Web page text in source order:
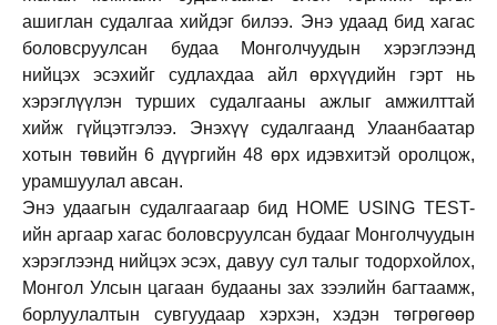
ашиглан судалгаа хийдэг билээ. Энэ удаад бид хагас
боловсруулсан будаа Монголчуудын хэрэглээнд
нийцэх эсэхийг судлахдаа айл өрхүүдийн гэрт нь
хэрэглүүлэн турших судалгааны ажлыг амжилттай
хийж гүйцэтгэлээ. Энэхүү судалгаанд Улаанбаатар
хотын төвийн 6 дүүргийн 48 өрх идэвхитэй оролцож,
урамшуулал авсан.
Энэ удаагын судалгаагаар бид HOME USING TEST-
ийн аргаар хагас боловсруулсан будааг Монголчуудын
хэрэглээнд нийцэх эсэх, давуу сул талыг тодорхойлох,
Монгол Улсын цагаан будааны зах зээлийн багтаамж,
борлуулалтын сувгуудаар хэрхэн, хэдэн төгрөгөөр